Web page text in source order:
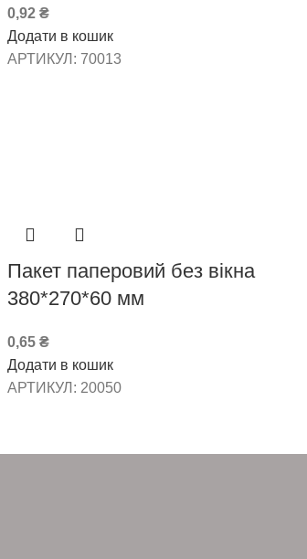
0,92 ₴
Додати в кошик
АРТИКУЛ: 70013
Пакет паперовий без вікна
380*270*60 мм
0,65 ₴
Додати в кошик
АРТИКУЛ: 20050